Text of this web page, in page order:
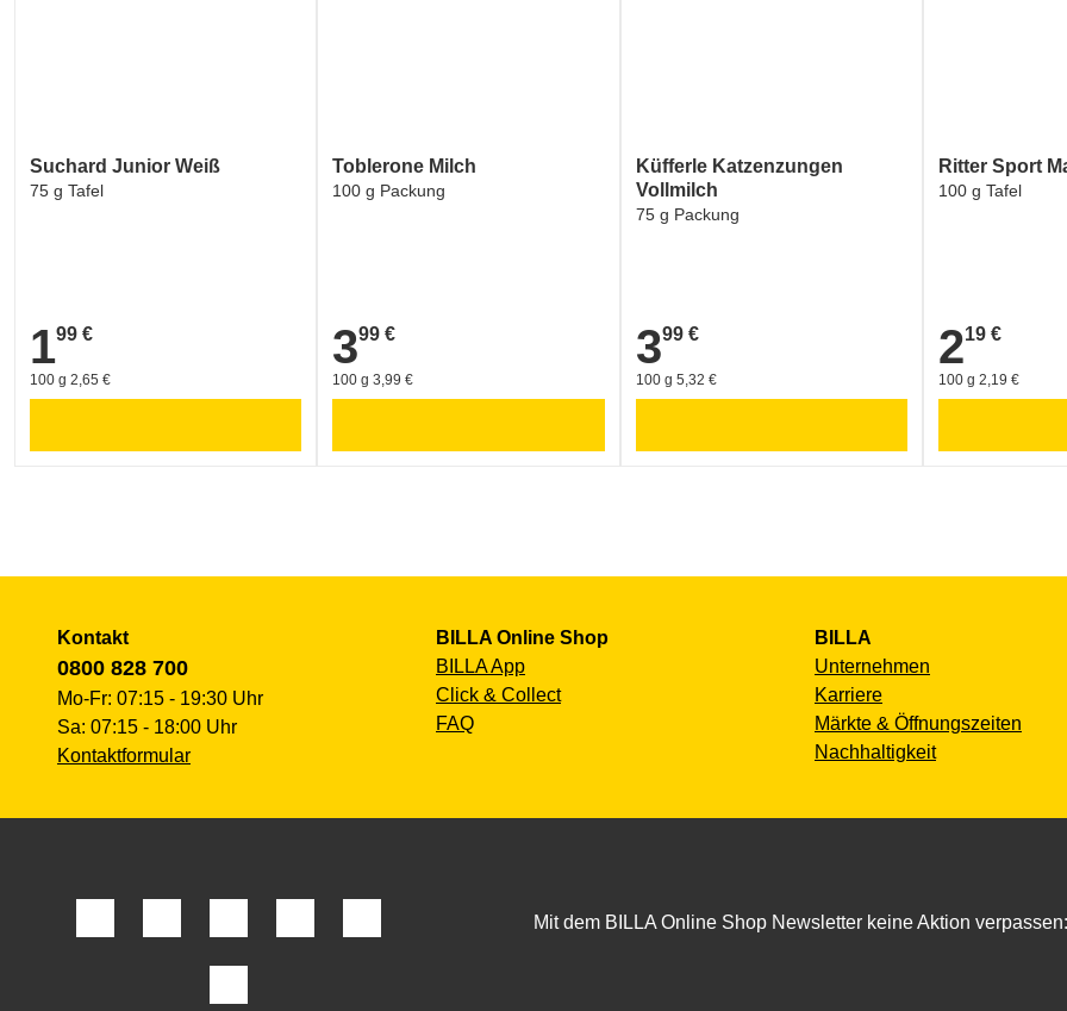
Suchard Junior Weiß
75 g Tafel
1,99 €
199 €
100 g 2,65 €
Toblerone Milch
100 g Packung
3,99 €
399 €
100 g 3,99 €
Küfferle Katzenzungen
Vollmilch
75 g Packung
3,99 €
399 €
100 g 5,32 €
Ritter Sport
100 g Tafel
2,19 €
219 €
100 g 2,19 €
Kontakt
0800 828 700
Mo-Fr: 07:15 - 19:30 Uhr
Sa: 07:15 - 18:00 Uhr
Kontaktformular
BILLA Online Shop
BILLA App
Click & Collect
FAQ
BILLA
Unternehmen
Karriere
Märkte & Öffnungszeiten
Nachhaltigkeit
Mit dem BILLA Online Shop Newsletter keine Aktion verpassen: